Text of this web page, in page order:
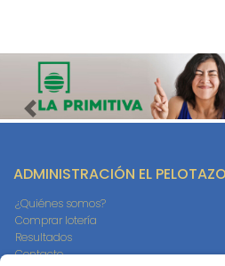
Imagen anterior
ADMINISTRACIÓN EL PELOTAZO
¿Quiénes somos?
Comprar lotería
Resultados
Contacto